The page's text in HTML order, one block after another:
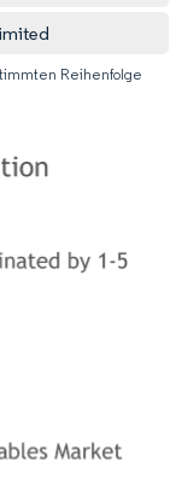
Reihenfolge